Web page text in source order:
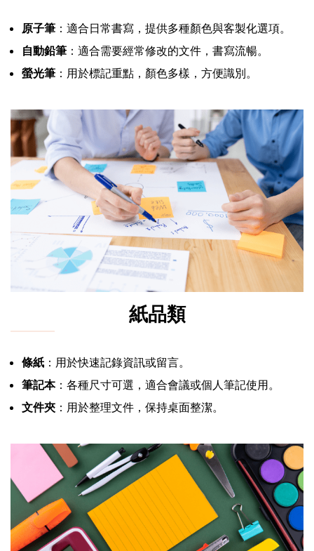
原子筆 ：適合日常書寫，提供多種顏色與客製化選項。
自動鉛筆 ：適合需要經常修改的文件，書寫流暢。
螢光筆 ：用於標記重點，顏色多樣，方便識別。
紙品類
條紙 ：用於快速記錄資訊或留言。
筆記本：各種尺寸可選，適合會議或個人筆記使用。
文件夾 ：用於整理文件，保持桌面整潔。